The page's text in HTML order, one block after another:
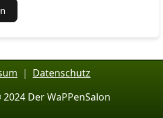
| Datenschutz
Der WaPPenSalon